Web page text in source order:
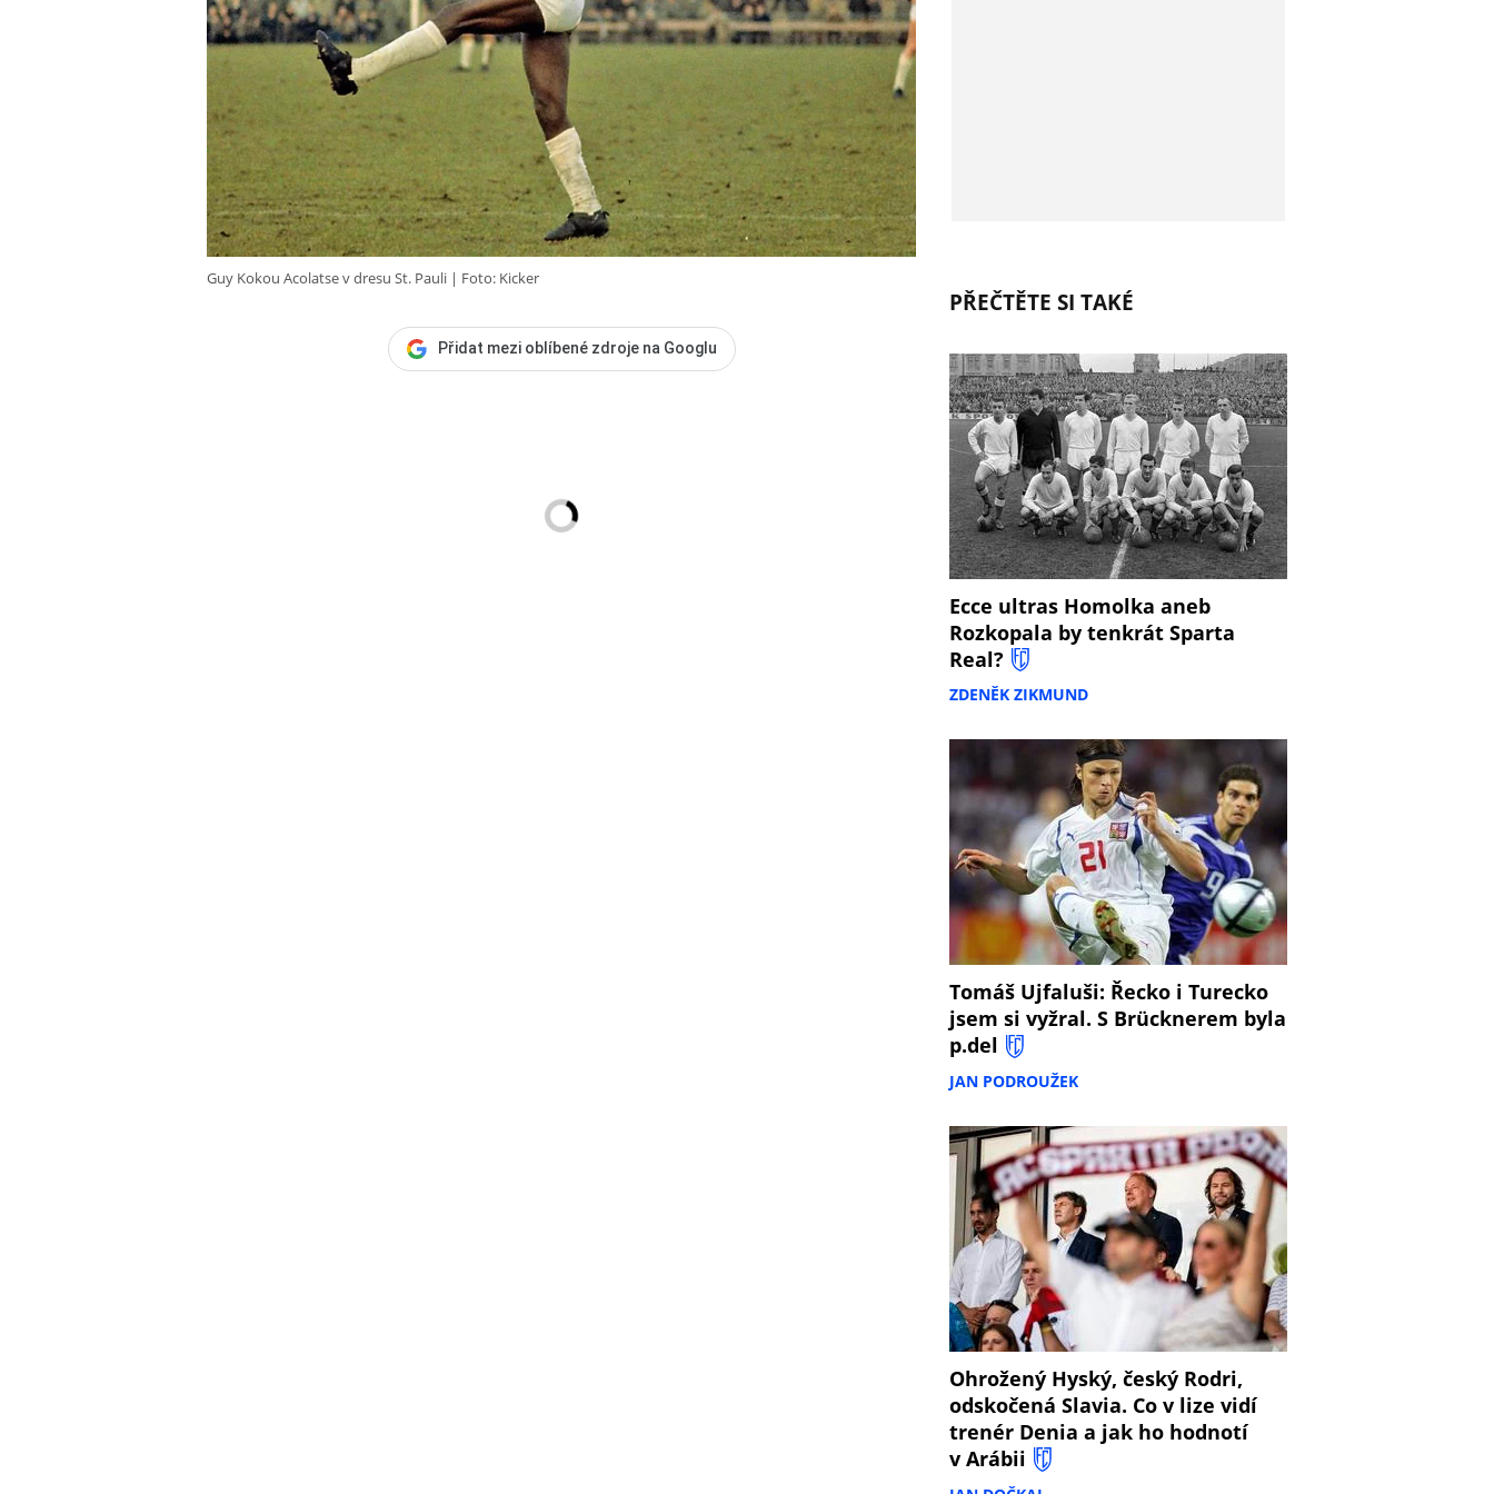
Guy Kokou Acolatse v dresu St. Pauli Foto: Kicker
Přidat mezi oblíbené zdroje na Googlu
PŘEČTĚTE SI TAKÉ
Ecce ultras Homolka aneb
Rozkopala by tenkrát Sparta
Real?
ZDENĚK ZIKMUND
Tomáš Ujfaluši: Řecko i Turecko
jsem si vyžral. S Brücknerem byla
p.del
JAN PODROUŽEK
Ohrožený Hyský, český Rodri,
odskočená Slavia. Co v lize vidí
trenér Denia a jak ho hodnotí
v Arábii
8